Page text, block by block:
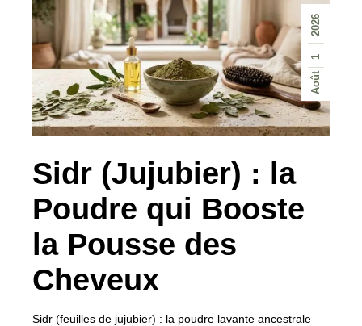
Août
1
2026
Sidr (Jujubier) : la
Poudre qui Booste
la Pousse des
Cheveux
Sidr (feuilles de jujubier) : la poudre lavante ancestrale